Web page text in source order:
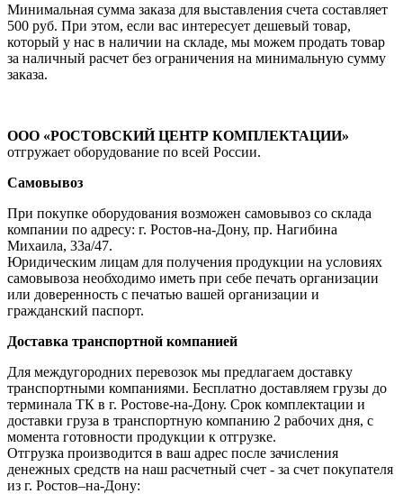
Минимальная сумма заказа для выставления счета составляет
500 руб. При этом, если вас интересует дешевый товар,
который у нас в наличии на складе, мы можем продать товар
за наличный расчет без ограничения на минимальную сумму
заказа.
ООО «РОСТОВСКИЙ ЦЕНТР КОМПЛЕКТАЦИИ»
отгружает оборудование по всей России.
Самовывоз
При покупке оборудования возможен самовывоз со склада
компании по адресу: г. Ростов-на-Дону, пр. Нагибина
Михаила, 33а/47.
Юридическим лицам для получения продукции на условиях
самовывоза необходимо иметь при себе печать организации
или доверенность с печатью вашей организации и
гражданский паспорт.
Доставка транспортной компанией
Для междугородних перевозок мы предлагаем доставку
транспортными компаниями. Бесплатно доставляем грузы до
терминала ТК в г. Ростове-на-Дону. Срок комплектации и
доставки груза в транспортную компанию 2 рабочих дня, с
момента готовности продукции к отгрузке.
Отгрузка производится в ваш адрес после зачисления
денежных средств на наш расчетный счет - за счет покупателя
из г. Ростов–на-Дону: